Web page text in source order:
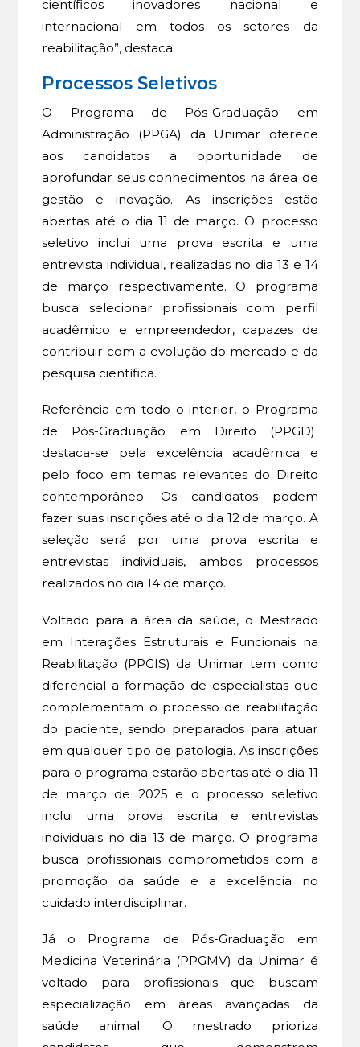
científicos inovadores nacional e
internacional em todos os setores da
reabilitação”, destaca.
Processos Seletivos
O Programa de Pós-Graduação em
Administração (PPGA) da Unimar oferece
aos candidatos a oportunidade de
aprofundar seus conhecimentos na área de
gestão e inovação. As inscrições estão
abertas até o dia 11 de março. O processo
seletivo inclui uma prova escrita e uma
entrevista individual, realizadas no dia 13 e 14
de março respectivamente. O programa
busca selecionar profissionais com perfil
acadêmico e empreendedor, capazes de
contribuir com a evolução do mercado e da
pesquisa científica.
Referência em todo o interior, o Programa
de Pós-Graduação em Direito (PPGD)
destaca-se pela excelência acadêmica e
pelo foco em temas relevantes do Direito
contemporâneo. Os candidatos podem
fazer suas inscrições até o dia 12 de março. A
seleção será por uma prova escrita e
entrevistas individuais, ambos processos
realizados no dia 14 de março.
Voltado para a área da saúde, o Mestrado
em Interações Estruturais e Funcionais na
Reabilitação (PPGIS) da Unimar tem como
diferencial a formação de especialistas que
complementam o processo de reabilitação
do paciente, sendo preparados para atuar
em qualquer tipo de patologia. As inscrições
para o programa estarão abertas até o dia 11
de março de 2025 e o processo seletivo
inclui uma prova escrita e entrevistas
individuais no dia 13 de março. O programa
busca profissionais comprometidos com a
promoção da saúde e a excelência no
cuidado interdisciplinar.
Já o Programa de Pós-Graduação em
Medicina Veterinária (PPGMV) da Unimar é
voltado para profissionais que buscam
especialização em áreas avançadas da
saúde animal. O mestrado prioriza